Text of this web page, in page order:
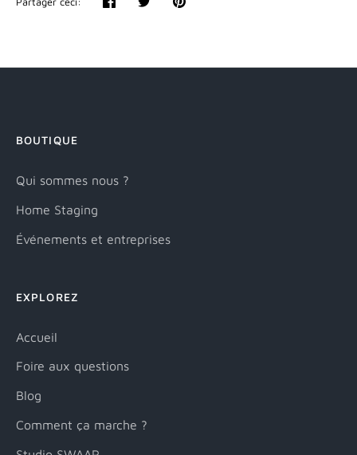
PartagerTweeterÉpingler
BOUTIQUE
Qui sommes nous ?
Home Staging
Événements et entreprises
EXPLOREZ
Accueil
Foire aux questions
Blog
Comment ça marche ?